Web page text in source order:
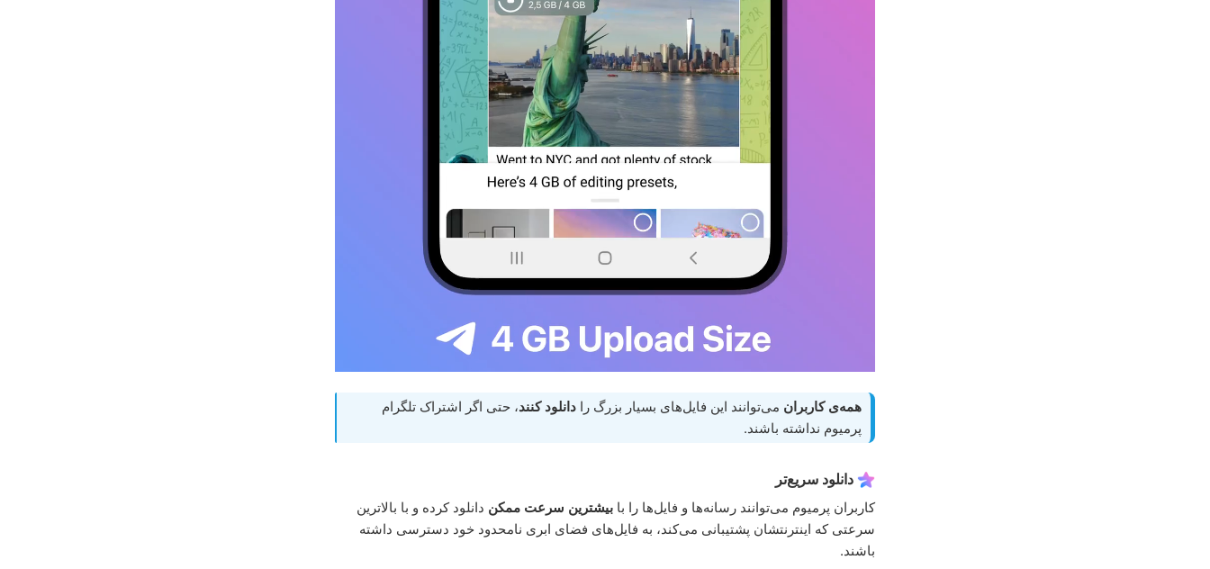
همه‌ی کاربران می‌توانند این فایل‌های بسیار بزرگ را دانلود کنند، حتی اگر اشتراک تلگرام
پرمیوم نداشته باشند.
دانلود سریع‌تر
کاربران پرمیوم می‌توانند رسانه‌ها و فایل‌ها را با بیشترین سرعت ممکن دانلود کرده و با بالاترین
سرعتی که اینترنتشان پشتیبانی می‌کند، به فایل‌های فضای ابری نامحدود خود دسترسی داشته
باشند.